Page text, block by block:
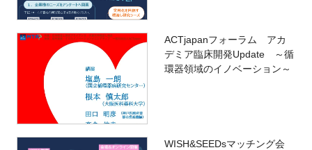
ACTjapanフォーラム アカ
デミア臨床開発Update ～循
環器領域のイノベーション～
WISH&SEEDsマッチング会